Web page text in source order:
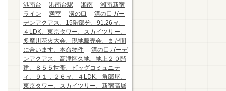
港南台
港南台駅 湘南
湘南新宿
ライン
満室 溝の口
溝の口ガー
デンアクアス、15階部分、91.26㎡、
４LDK、東京タワー、スカイツリー、
多摩川花火大会、現地販売会、まだ間
に合います、本命物件
溝の口ガーデ
ンアクアス、高津区久地、地上２０階
建、８５５世帯、ビッグコミュニテ
ィ、９１．２６㎡、４LDK、角部屋、
東京タワー、スカイツリー、新宿高層